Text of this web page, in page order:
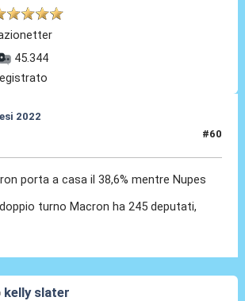
45.344
2022
#60
porta a casa il 38,6% mentre Nupes
turno Macron ha 245 deputati,
kelly slater